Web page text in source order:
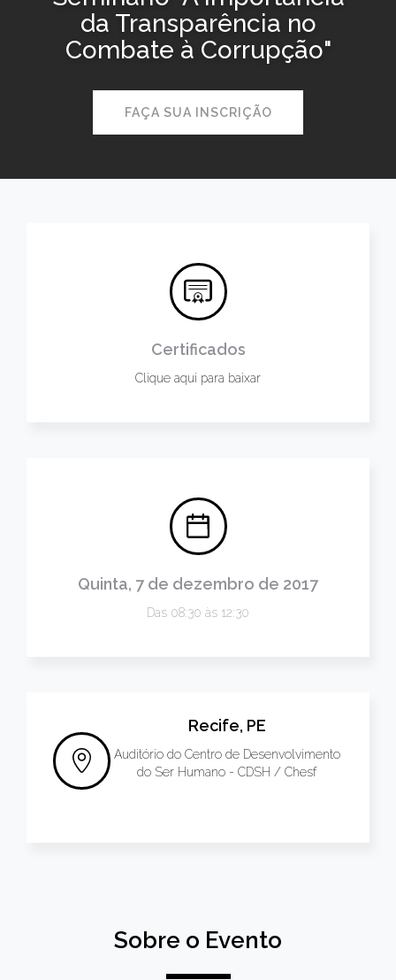
da Transparência no
Combate à Corrupção"
FAÇA SUA INSCRIÇÃO
Certificados
Clique aqui para baixar
Quinta, 7 de dezembro de 2017
Das 08:30 às 12:30
Recife, PE
Auditório do Centro de Desenvolvimento
do Ser Humano - CDSH / Chesf
Sobre o Evento